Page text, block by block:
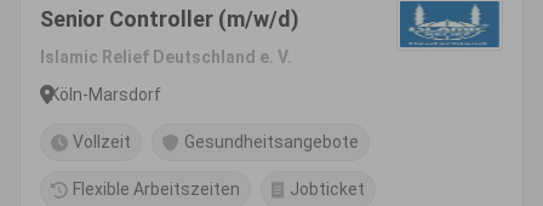
Senior Controller (m/w/d)
Islamic Relief Deutschland e. V.
Köln-Marsdorf
Vollzeit Gesundheitsangebote
Flexible Arbeitszeiten Jobticket